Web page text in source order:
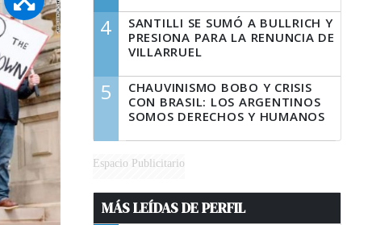
4
SANTILLI SE SUMÓ A BULLRICH Y
PRESIONA PARA LA RENUNCIA DE
VILLARRUEL
5
CHAUVINISMO BOBO Y CRISIS
CON BRASIL: LOS ARGENTINOS
SOMOS DERECHOS Y HUMANOS
Espacio Publicitario
MÁS LEÍDAS DE PERFIL